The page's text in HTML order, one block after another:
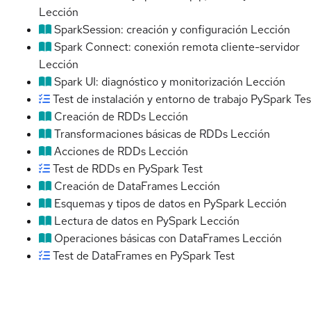
Lección
SparkSession: creación y configuración Lección
Spark Connect: conexión remota cliente-servidor
Lección
Spark UI: diagnóstico y monitorización Lección
Test de instalación y entorno de trabajo PySpark
Creación de RDDs Lección
Transformaciones básicas de RDDs Lección
Acciones de RDDs Lección
Test de RDDs en PySparkTest
Creación de DataFrames Lección
Esquemas y tipos de datos en PySpark Lección
Lectura de datos en PySpark Lección
Operaciones básicas con DataFrames Lección
Test de DataFrames en PySparkTest